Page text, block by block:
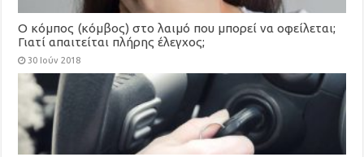
Ο κόμπος (κόμβος) στο λαιμό που μπορεί να οφείλεται;
Γιατί απαιτείται πλήρης έλεγχος;
30 Ιούν 2018